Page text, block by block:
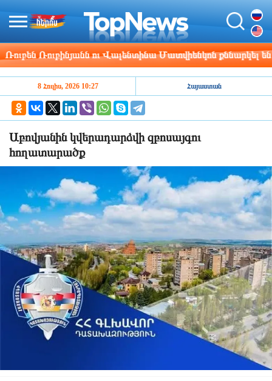
Ռուբինյանն ու Վալենտինա Մատվիենկոն քննարկել են
8 Հուլիս, 2026 10:27 Հայաստան
Աբովյանին կվերադարձվի զբոսայգու
հողատարածք